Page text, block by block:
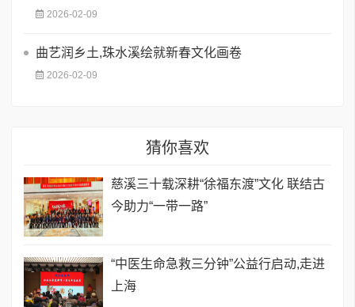
2026-02-09
曲艺润乡土,珠水溪绘就新春文化画卷
2026-02-09
猜你喜欢
慈溪三十载深耕“徐福东渡”文化 联结古
今助力“一带一路”
“中医生命急救三分钟”公益行启动,走进
上海